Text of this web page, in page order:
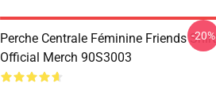
Perche Centrale Féminine Friends Shirt
Official Merch 90S3003
-20%